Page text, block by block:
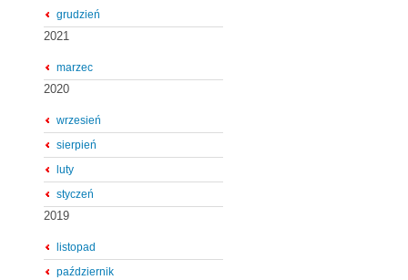
grudzień
2021
marzec
2020
wrzesień
sierpień
luty
styczeń
2019
listopad
październik